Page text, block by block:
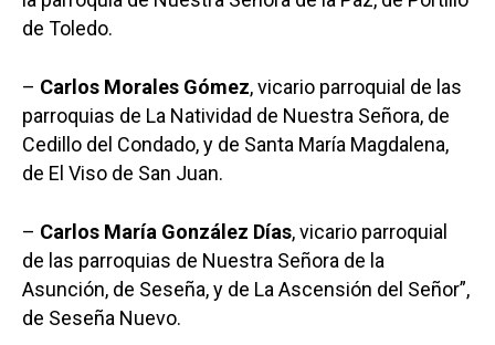
de Toledo.
– Carlos Morales Gómez, vicario parroquial de las
parroquias de La Natividad de Nuestra Señora, de
Cedillo del Condado, y de Santa María Magdalena,
de El Viso de San Juan.
– Carlos María González Días, vicario parroquial
de las parroquias de Nuestra Señora de la
Asunción, de Seseña, y de La Ascensión del Señor”,
de Seseña Nuevo.
Medio Ambiente
Especiales
Política